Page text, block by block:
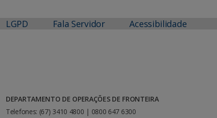
LGPD Fala Servidor Acessibilidade
DEPARTAMENTO DE OPERAÇÕES DE FRONTEIRA
Telefones: (67) 3410 4800 | 0800 647 6300